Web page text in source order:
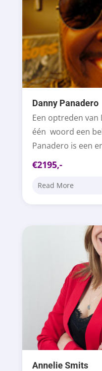
Danny Panadero
Een optreden van
één woord een
Panadero is een
€2195,-
Read More
Annelie Smits